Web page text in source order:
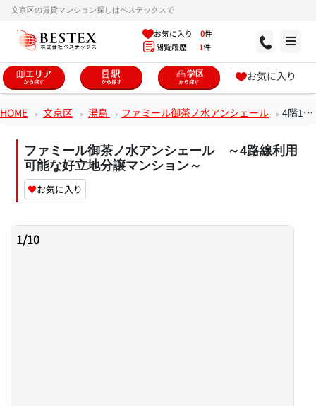
文京区の賃貸マンション探しはベステックスで
お気に入り 0件
閲覧履歴 1件
お気に入り
HOME 文京区 湯島 ファミール御茶ノ水アンシェール 4階1Kのお部屋
ファミール御茶ノ水アンシェール ～4路線利用
可能な好立地分譲マンション～
♥お気に入り
1/10